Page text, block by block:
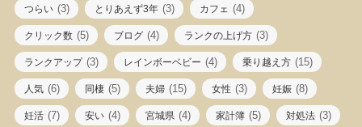
つらい (3) とりあえず3年 (3) カフェ (4)
クリック数 (5) ブログ (4) ランクの上げ方 (3)
ランクアップ(3) レインボーベビー (4) 乗り越え方 (15)
人気 (6) 同棲 (5) 夫婦 (15) 女性 (3) 妊娠 (8)
妊活 (7) 安い (4) 宮城県 (4) 家計簿 (5) 対処法 (3)